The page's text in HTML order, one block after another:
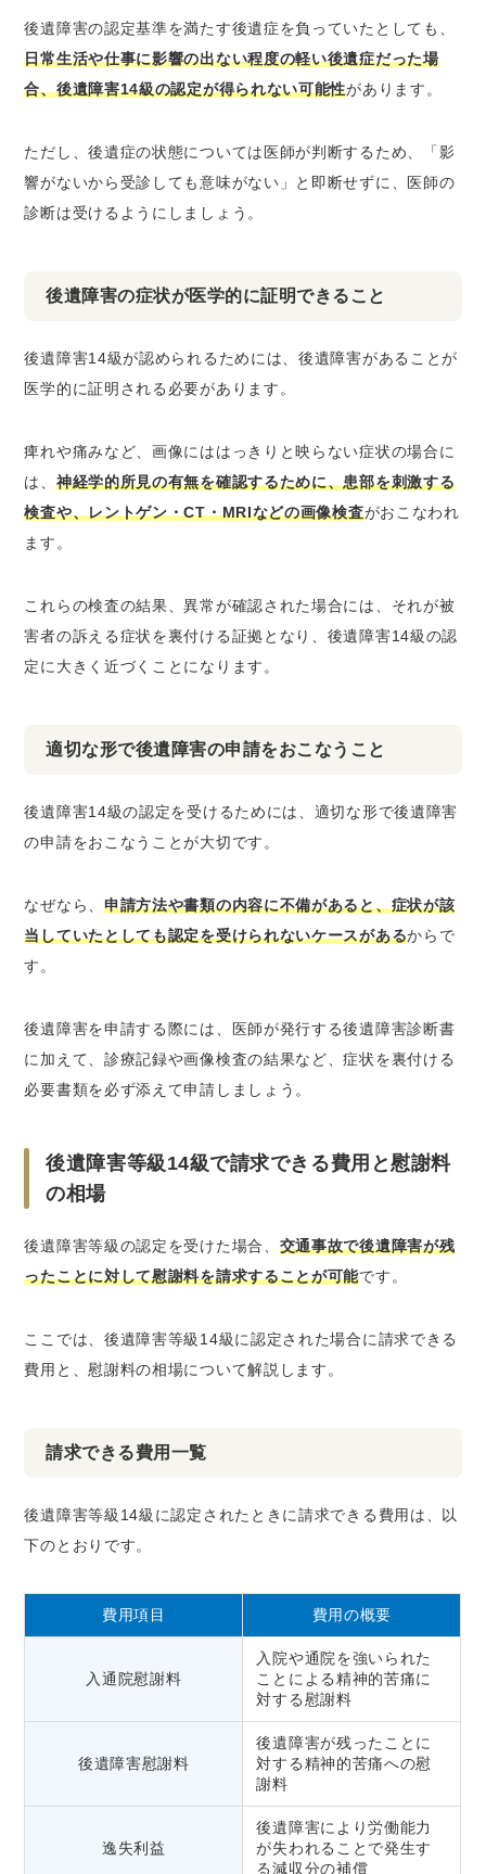
後遺障害の認定基準を満たす後遺症を負っていたとしても、
日常生活や仕事に影響の出ない程度の軽い後遺症だった場
合、後遺障害14級の認定が得られない可能性があります。
ただし、後遺症の状態については医師が判断するため、「影
響がないから受診しても意味がない」と即断せずに、医師の
診断は受けるようにしましょう。
後遺障害の症状が医学的に証明できること
後遺障害14級が認められるためには、後遺障害があることが
医学的に証明される必要があります。
痺れや痛みなど、画像にははっきりと映らない症状の場合に
は、 神経学的所見の有無を確認するために、患部を刺激する
検査や、レントゲン・CT・MRIなどの画像検査がおこなわれ
ます。
これらの検査の結果、異常が確認された場合には、それが被
害者の訴える症状を裏付ける証拠となり、後遺障害14級の認
定に大きく近づくことになります。
適切な形で後遺障害の申請をおこなうこと
後遺障害14級の認定を受けるためには、適切な形で後遺障害
の申請をおこなうことが大切です。
なぜなら、 申請方法や書類の内容に不備があると、症状が該
当していたとしても認定を受けられないケースがあるからで
す。
後遺障害を申請する際には、医師が発行する後遺障害診断書
に加えて、診療記録や画像検査の結果など、症状を裏付ける
必要書類を必ず添えて申請しましょう。
後遺障害等級14級で請求できる費用と慰謝料
の相場
後遺障害等級の認定を受けた場合、 交通事故で後遺障害が残
ったことに対して慰謝料を請求することが可能です。
ここでは、後遺障害等級14級に認定された場合に請求できる
費用と、慰謝料の相場について解説します。
請求できる費用一覧
後遺障害等級14級に認定されたときに請求できる費用は、以
下のとおりです。
費用項目 費用の概要
入通院慰謝料
入院や通院を強いられた
ことによる精神的苦痛に
対する慰謝料
後遺障害慰謝料
後遺障害が残ったことに
対する精神的苦痛への慰
謝料
逸失利益
後遺障害により労働能力
が失われることで発生す
る減収分の補償